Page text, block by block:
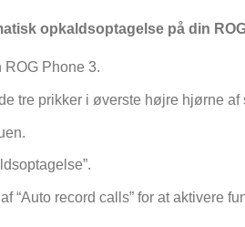
opkaldsoptagelse på din
ROG Phone 3.
tre prikker i øverste højre hjørne
“Auto record calls” for at aktivere